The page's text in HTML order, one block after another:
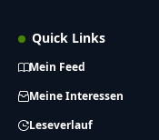
Quick Links
Mein Feed
Meine Interessen
Leseverlauf